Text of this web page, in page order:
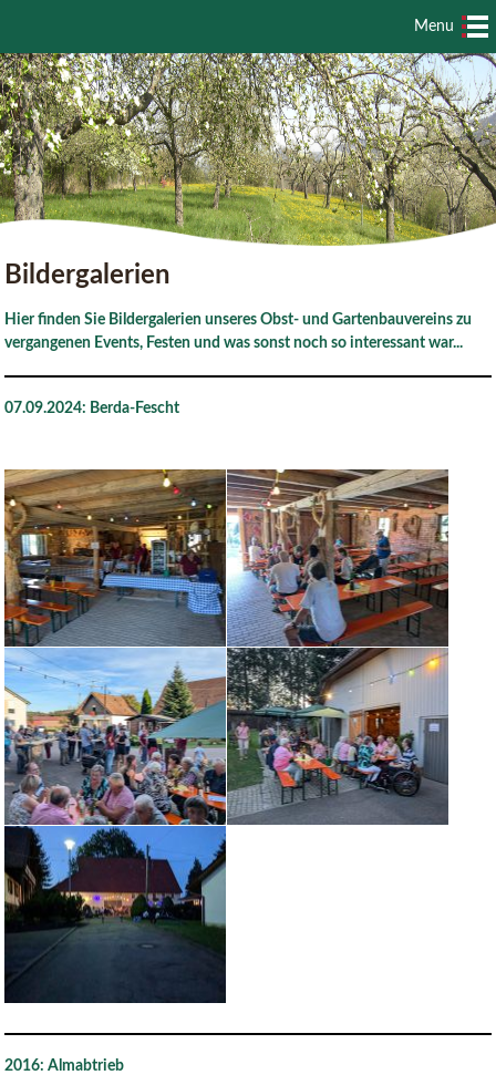
Menu
Bildergalerien
Hier finden Sie Bildergalerien unseres Obst- und Gartenbauvereins zu
vergangenen Events, Festen und was sonst noch so interessant war...
07.09.2024: Berda-Fescht
2016: Almabtrieb